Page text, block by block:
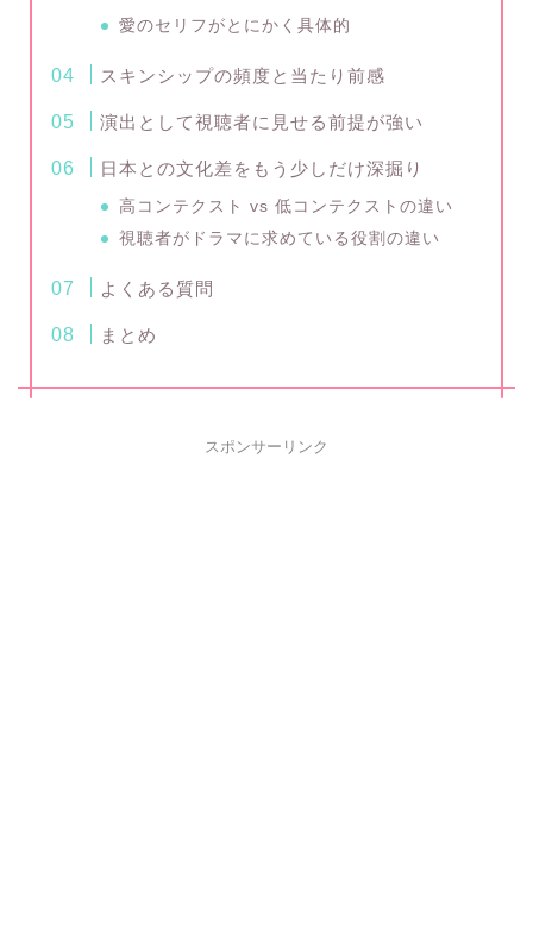
愛のセリフがとにかく具体的
スキンシップの頻度と当たり前感
演出として視聴者に見せる前提が強い
日本との文化差をもう少しだけ深掘り
高コンテクスト vs 低コンテクストの違い
視聴者がドラマに求めている役割の違い
よくある質問
まとめ
スポンサーリンク